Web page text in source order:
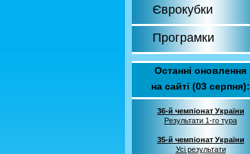
Єврокубки
Програмки
Останні оновлення
на сайті (03 серпня):
36-й чемпіонат України
Результати 1-го тура
35-й чемпіонат України
Усі результати